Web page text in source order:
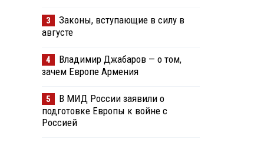
3
Законы, вступающие в силу в
августе
4
Владимир Джабаров — о том,
зачем Европе Армения
5
В МИД России заявили о
подготовке Европы к войне с
Россией